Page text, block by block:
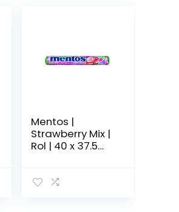
Mentos |
Strawberry Mix |
Rol | 40 x 37.5